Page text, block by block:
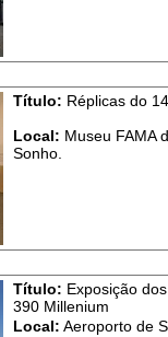
Título: Réplicas do
Local: Museu FAMA
Sonho.
Título: Exposição
390 Millenium
Local: Aeroporto de